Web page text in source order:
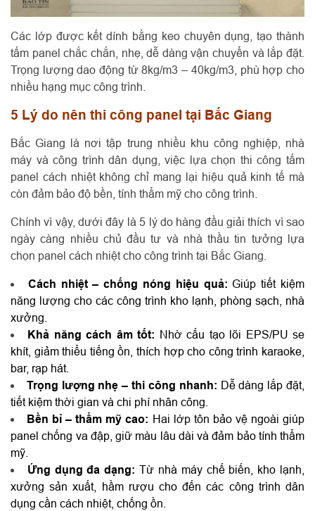
Các lớp được kết dính bằng keo chuyên dụng, tạo thành
tấm panel chắc chắn, nhẹ, dễ dàng vận chuyển và lắp đặt.
Trọng lượng dao động từ 8kg/m3 – 40kg/m3, phù hợp cho
nhiều hạng mục công trình.
5 Lý do nên thi công panel tại Bắc Giang
Bắc Giang là nơi tập trung nhiều khu công nghiệp, nhà
máy và công trình dân dụng, việc lựa chọn thi công tấm
panel cách nhiệt không chỉ mang lại hiệu quả kinh tế mà
còn đảm bảo độ bền, tính thẩm mỹ cho công trình.
Chính vì vậy, dưới đây là 5 lý do hàng đầu giải thích vì sao
ngày càng nhiều chủ đầu tư và nhà thầu tin tưởng lựa
chọn panel cách nhiệt cho công trình tại Bắc Giang.
Cách nhiệt – chống nóng hiệu quả: Giúp tiết kiệm
năng lượng cho các công trình kho lạnh, phòng sạch, nhà
xưởng.
Khả năng cách âm tốt: Nhờ cấu tạo lõi EPS/PU se
khít, giảm thiểu tiếng ồn, thích hợp cho công trình karaoke,
bar, rạp hát.
Trọng lượng nhẹ – thi công nhanh: Dễ dàng lắp đặt,
tiết kiệm thời gian và chi phí nhân công.
Bền bỉ – thẩm mỹ cao: Hai lớp tôn bảo vệ ngoài giúp
panel chống va đập, giữ màu lâu dài và đảm bảo tính thẩm
mỹ.
Ứng dụng đa dạng:
Từ nhà máy chế biến, kho lạnh,
xưởng sản xuất, hầm rượu cho đến các công trình dân
dụng cần cách nhiệt, chống ồn.